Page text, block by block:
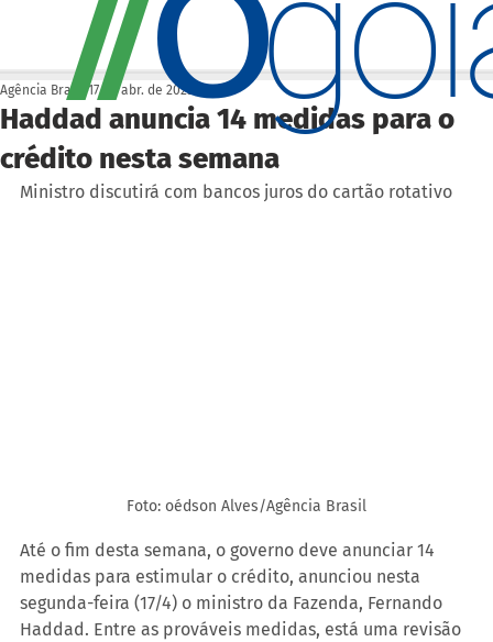
Haddad anuncia 14 medidas para o
crédito nesta semana
Agência Brasil 17 de abr. de 2023
Ministro discutirá com bancos juros do cartão rotativo
Foto: oédson Alves/Agência Brasil
Até o fim desta semana, o governo deve anunciar 14
medidas para estimular o crédito, anunciou nesta
segunda-feira (17/4) o ministro da Fazenda, Fernando
Haddad. Entre as prováveis medidas, está uma revisão